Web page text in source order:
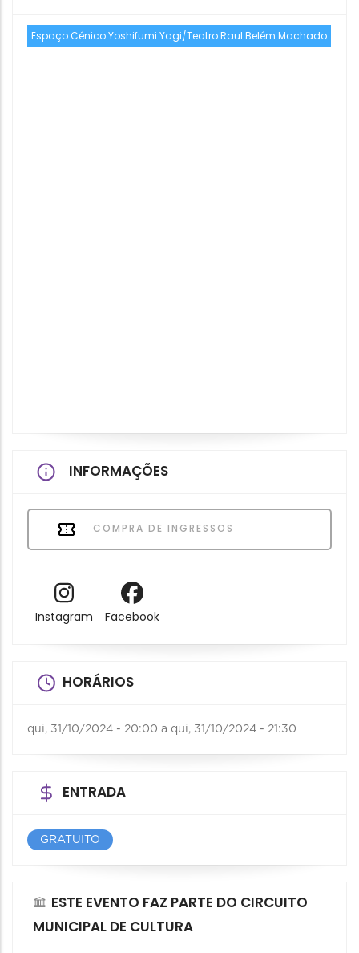
Espaço Cênico Yoshifumi Yagi/Teatro Raul Belém Machado
INFORMAÇÕES
COMPRA DE INGRESSOS
Instagram Facebook
HORÁRIOS
qui, 31/10/2024 - 20:00 a qui, 31/10/2024 - 21:30
ENTRADA
GRATUITO
ESTE EVENTO FAZ PARTE DO CIRCUITO
MUNICIPAL DE CULTURA